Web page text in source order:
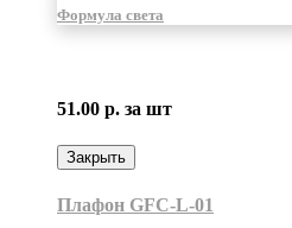
Формула света
51.00 р. за шт
Закрыть
Плафон GFC-L-01